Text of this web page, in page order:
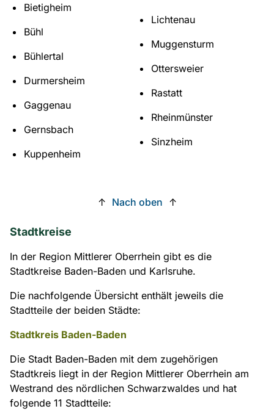
Bietigheim
Bühl
Bühlertal
Durmersheim
Gaggenau
Gernsbach
Kuppenheim
Lichtenau
Muggensturm
Ottersweier
Rastatt
Rheinmünster
Sinzheim
↑ Nach oben ↑
Stadtkreise
In der Region Mittlerer Oberrhein gibt es die
Stadtkreise Baden-Baden und Karlsruhe.
Die nachfolgende Übersicht enthält jeweils die
Stadtteile der beiden Städte:
Stadtkreis Baden-Baden
Die Stadt Baden-Baden mit dem zugehörigen
Stadtkreis liegt in der Region Mittlerer Oberrhein am
Westrand des nördlichen Schwarzwaldes und hat
folgende 11 Stadtteile: